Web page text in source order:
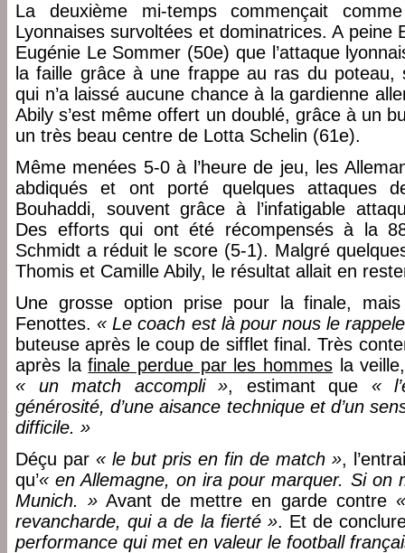
La deuxième mi-temps commençait
Lyonnaises survoltées et dominatrices. A peine
Eugénie Le Sommer (50e) que l’attaque
la faille grâce à une frappe au ras du poteau,
qui n’a laissé aucune chance à la gardienne
Abily s’est même offert un doublé, grâce à un
un très beau centre de Lotta Schelin (61e).
Même menées 5-0 à l’heure de jeu, les
abdiqués et ont porté quelques attaques
Bouhaddi, souvent grâce à l’infatigable
Des efforts qui ont été récompensés à la
Schmidt a réduit le score (5-1). Malgré
Thomis et Camille Abily, le résultat allait en
Une grosse option prise pour la finale,
Fenottes.« Le coach est là pour nous le
buteuse après le coup de sifflet final. Très
après lafinale perdue par les hommes la
« un match accompli », estimant que «
générosité, d’une aisance technique et d’un
difficile. »
Déçu par « le but pris en fin de match »,
qu’« en Allemagne, on ira pour marquer. Si on
Munich. » Avant de mettre en garde contre
revancharde, qui a de la fierté ». Et de
performance qui met en valeur le football